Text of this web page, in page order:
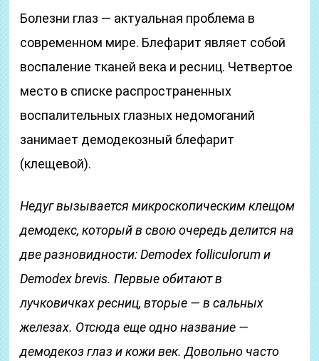
Болезни глаз — актуальная проблема в
современном мире. Блефарит являет собой
воспаление тканей века и ресниц. Четвертое
место в списке распространенных
воспалительных глазных недомоганий
занимает демодекозный блефарит
(клещевой).
Недуг вызывается микроскопическим клещом
демодекс, который в свою очередь делится на
две разновидности: Demodex folliculorum и
Demodex brevis. Первые обитают в
лучковичках ресниц, вторые — в сальных
железах. Отсюда еще одно название —
демодекоз глаз и кожи век. Довольно часто